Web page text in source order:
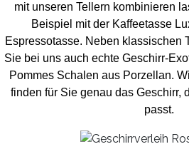
mit unseren Tellern kombinieren
Beispiel mit der Kaffeetasse
Espressotasse. Neben klassischen
Sie bei uns auch echte Geschirr-
Pommes Schalen aus Porzellan.
finden für Sie genau das Geschirr,
passt.